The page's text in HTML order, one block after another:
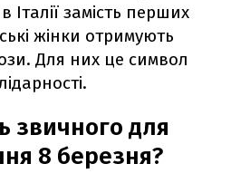
замість перших
жінки отримують
Для них це символ
звичного для
8 березня?